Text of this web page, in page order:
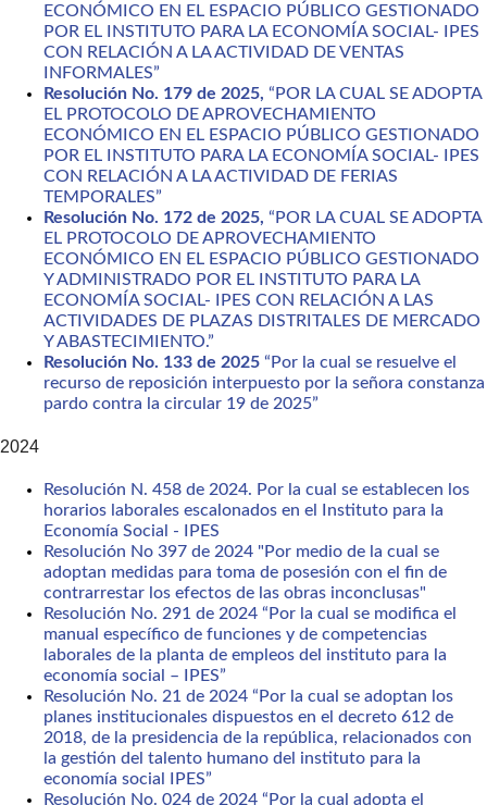
ECONÓMICO EN EL ESPACIO PÚBLICO GESTIONADO
POR EL INSTITUTO PARA LA ECONOMÍA SOCIAL- IPES
CON RELACIÓN A LA ACTIVIDAD DE VENTAS
INFORMALES”
Resolución No. 179 de 2025, “POR LA CUAL SE ADOPTA
EL PROTOCOLO DE APROVECHAMIENTO
ECONÓMICO EN EL ESPACIO PÚBLICO GESTIONADO
POR EL INSTITUTO PARA LA ECONOMÍA SOCIAL- IPES
CON RELACIÓN A LA ACTIVIDAD DE FERIAS
TEMPORALES”
Resolución No. 172 de 2025, “POR LA CUAL SE ADOPTA
EL PROTOCOLO DE APROVECHAMIENTO
ECONÓMICO EN EL ESPACIO PÚBLICO GESTIONADO
Y ADMINISTRADO POR EL INSTITUTO PARA LA
ECONOMÍA SOCIAL- IPES CON RELACIÓN A LAS
ACTIVIDADES DE PLAZAS DISTRITALES DE MERCADO
Y ABASTECIMIENTO.”
Resolución No. 133 de 2025 “Por la cual se resuelve el
recurso de reposición interpuesto por la señora constanza
pardo contra la circular 19 de 2025”
2024
Resolución N. 458 de 2024. Por la cual se establecen los
horarios laborales escalonados en el Instituto para la
Economía Social - IPES
Resolución No 397 de 2024 "Por medio de la cual se
adoptan medidas para toma de posesión con el fin de
contrarrestar los efectos de las obras inconclusas"
Resolución No. 291 de 2024 “Por la cual se modifica el
manual específico de funciones y de competencias
laborales de la planta de empleos del instituto para la
economía social – IPES”
Resolución No. 21 de 2024 “Por la cual se adoptan los
planes institucionales dispuestos en el decreto 612 de
2018, de la presidencia de la república, relacionados con
la gestión del talento humano del instituto para la
economía social IPES”
Resolución No. 024 de 2024 “Por la cual adopta el